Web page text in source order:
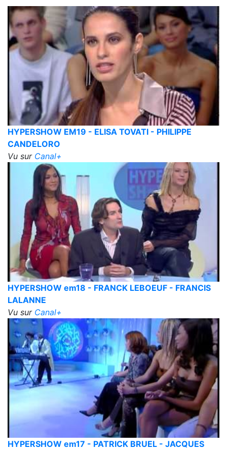
HYPERSHOW EM19 - ELISA TOVATI - PHILIPPE
CANDELORO
Vu sur Canal+
HYPERSHOW em18 - FRANCK LEBOEUF - FRANCIS
LALANNE
Vu sur Canal+
HYPERSHOW em17 - PATRICK BRUEL - JACQUES